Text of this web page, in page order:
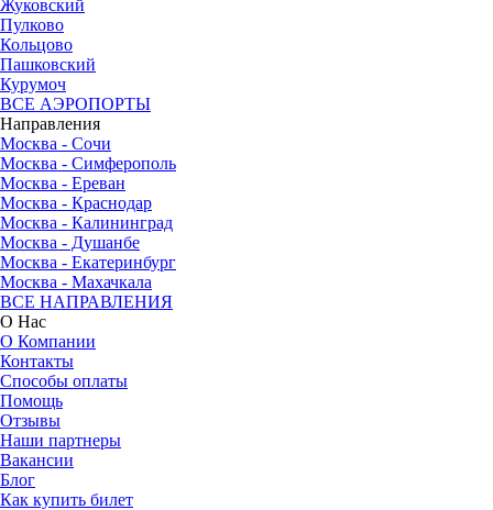
Жуковский
Пулково
Кольцово
Пашковский
Курумоч
ВСЕ АЭРОПОРТЫ
Направления
Москва - Сочи
Москва - Симферополь
Москва - Ереван
Москва - Краснодар
Москва - Калининград
Москва - Душанбе
Москва - Екатеринбург
Москва - Махачкала
ВСЕ НАПРАВЛЕНИЯ
О Нас
О Компании
Контакты
Способы оплаты
Помощь
Отзывы
Наши партнеры
Вакансии
Блог
Как купить билет